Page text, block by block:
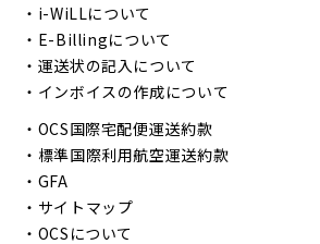
・ i-WiLLについて
・ E-Billingについて
・ 運送状の記入について
・ インボイスの作成について
・ OCS国際宅配便運送約款
・ 標準国際利用航空運送約款
・ GFA
・ サイトマップ
・ OCSについて